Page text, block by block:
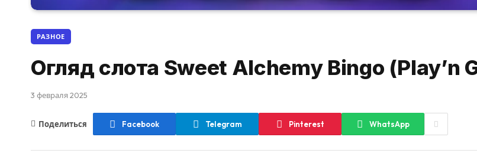
РАЗНОЕ
Огляд слота Sweet Alchemy Bingo (Play’n
3 февраля 2025
Поделиться Facebook Telegram Pinterest WhatsApp